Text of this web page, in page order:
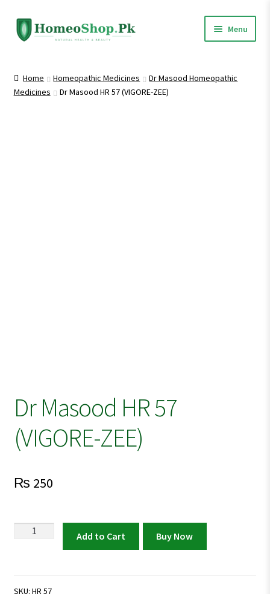
Skip
to
Skip
to
Menu
Shop All
Home Homeopathic Medicines
Dr Masood Homeopathic
Medicines
Dr Masood HR 57 (VIGORE-ZEE)
Dr Masood HR 57
(VIGORE-ZEE)
₨ 250
(VIGORE-
Add to Cart Buy Now
SKU: HR 57